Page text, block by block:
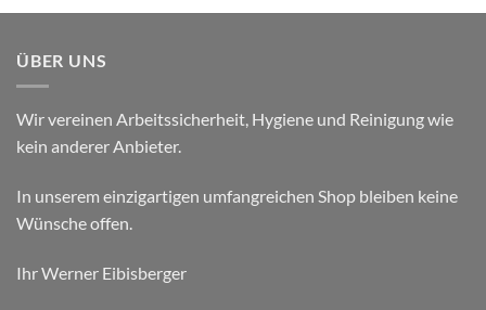
ÜBER UNS
Wir vereinen Arbeitssicherheit, Hygiene und Reinigung wie
kein anderer Anbieter.
In unserem einzigartigen umfangreichen Shop bleiben keine
Wünsche offen.
Ihr Werner Eibisberger